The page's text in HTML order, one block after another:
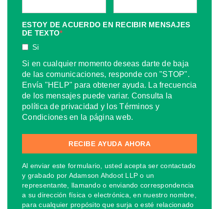
ESTOY DE ACUERDO EN RECIBIR MENSAJES
DE TEXTO*
Si
Si en cualquier momento deseas darte de baja
de las comunicaciones, responde con "STOP".
Envía "HELP" para obtener ayuda. La frecuencia
de los mensajes puede variar. Consulta la
política de privacidad y los Términos y
Condiciones en la página web.
Al enviar este formulario, usted acepta ser contactado
y grabado por Adamson Ahdoot LLP o un
representante, llamando o enviando correspondencia
a su dirección física o electrónica, en nuestro nombre,
para cualquier propósito que surja o esté relacionado